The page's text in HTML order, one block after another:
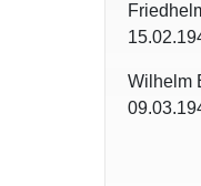
Wilhelm